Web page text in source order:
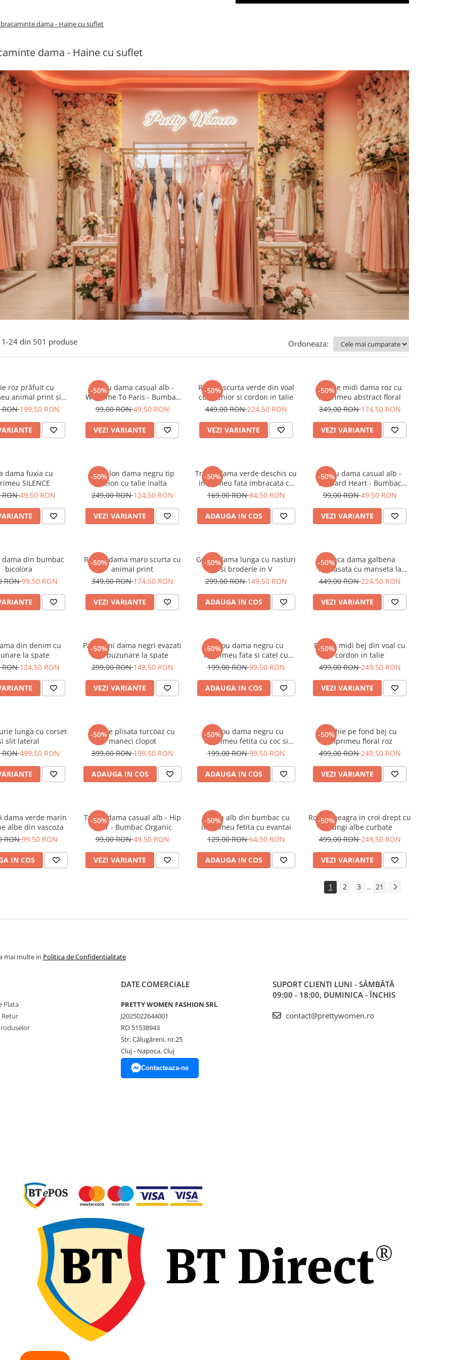
dama - Haine cu suflet
dama - Haine cu suflet
1-24 din 501 produse Ordoneaza:
roz prăfuit cu
animal print și
curea
RON199,50 RON
-50%
Tricou dama casual alb -
Welcome To Paris - Bumbac
Organic
99,00 RON49,50 RON
VEZI VARIANTE
-50%
Rochie scurta verde din voal
cu anchior si cordon in talie
449,00 RON224,50 RON
VEZI VARIANTE
-50%
Rochie midi dama roz cu
imprimeu abstract floral
349,00 RON174,50 RON
VEZI VARIANTE
dama fuxia cu
SILENCE
RON49,50 RON
-50%
Pantalon dama negru tip
creion cu talie inalta
249,00 RON124,50 RON
VEZI VARIANTE
-50%
Tricou dama verde deschis cu
imprimeu fata imbracata cu
alb si inghetata in mana
169,00 RON84,50 RON
ADAUGA IN COS
-50%
Tricou dama casual alb -
Leopard Heart - Bumbac
Organic
99,00 RON49,50 RON
VEZI VARIANTE
dama din bumbac
bicolora
RON99,50 RON
-50%
Rochie dama maro scurta cu
animal print
349,00 RON174,50 RON
VEZI VARIANTE
-50%
Geaca dama lunga cu nasturi
si broderie in V
299,00 RON149,50 RON
ADAUGA IN COS
-50%
Geaca dama galbena
matlasata cu manseta la
maneca si elastic in talie
449,00 RON224,50 RON
VEZI VARIANTE
din denim cu
la spate
RON124,50 RON
-50%
Pantaloni dama negri evazati
cu buzunare la spate
299,00 RON149,50 RON
VEZI VARIANTE
-50%
Tricou dama negru cu
imprimeu fata si catel cu
ochelari
199,00 RON99,50 RON
ADAUGA IN COS
-50%
Rochie midi bej din voal cu
cordon in talie
499,00 RON249,50 RON
VEZI VARIANTE
lunga cu corset
slit lateral
RON499,50 RON
-50%
Rochie plisata turcoaz cu
maneci clopot
399,00 RON199,50 RON
ADAUGA IN COS
-50%
Tricou dama negru cu
imprimeu fetita cu coc si
ochelari albastrii
199,00 RON99,50 RON
ADAUGA IN COS
-50%
Rochie pe fond bej cu
imprimeu floral roz
499,00 RON249,50 RON
VEZI VARIANTE
dama verde marin
albe din vascoza
RON99,50 RON
IN COS
-50%
Tricou dama casual alb - Hip
Bear - Bumbac Organic
99,00 RON49,50 RON
VEZI VARIANTE
-50%
Tricou alb din bumbac cu
imprimeu fetita cu evantai
129,00 RON64,50 RON
ADAUGA IN COS
-50%
Rochie neagra in croi drept cu
dungi albe curbate
499,00 RON249,50 RON
VEZI VARIANTE
1 2 3 ... 21
mai multe in Politica de Confidentialitate
Plata
Retur
DATE COMERCIALE
PRETTY WOMEN FASHION SRL
J2025022644001
RO 51538943
Str. Călugăreni, nr.25
Cluj - Napoca, Cluj
Contacteaza-ne
SUPORT CLIENTI LUNI - SÂMBĂTĂ
09:00 - 18:00, DUMINICA - ÎNCHIS
contact@prettywomen.ro